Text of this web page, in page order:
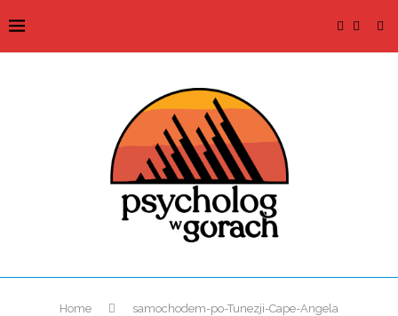
Home samochodem-po-Tunezji-Cape-Angela